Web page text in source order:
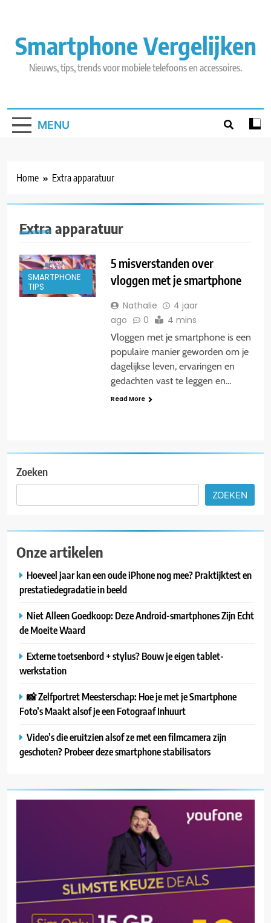
contentSmartphone Vergelijken
Nieuws, tips, trends voor mobiele telefoons en accessoires.
MENU
Home Extra apparatuur
Extra apparatuur
SMARTPHONE
TIPS
5 misverstanden over
vloggen met je smartphone
Nathalie
4 jaar
ago
0 4 mins
Vloggen met je smartphone is een
populaire manier geworden om je
dagelijkse leven, ervaringen en
gedachten vast te leggen en…
Read More
Zoeken
ZOEKEN
Onze artikelen
Hoeveel jaar kan een oude iPhone nog mee? Praktijktest en
prestatiedegradatie in beeld
Niet Alleen Goedkoop: Deze Android-smartphones Zijn Echt
de Moeite Waard
Externe toetsenbord + stylus? Bouw je eigen tablet-
werkstation
📸 Zelfportret Meesterschap: Hoe je met je Smartphone
Foto’s Maakt alsof je een Fotograaf Inhuurt
Video’s die eruitzien alsof ze met een filmcamera zijn
geschoten? Probeer deze smartphone stabilisators